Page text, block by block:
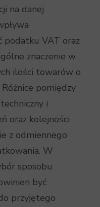
na danej
podatku VAT oraz
znaczenie w
ilości towarów o
pomiędzy
i
oraz kolejności
z odmiennego
W
sposobu
być
przyjętego